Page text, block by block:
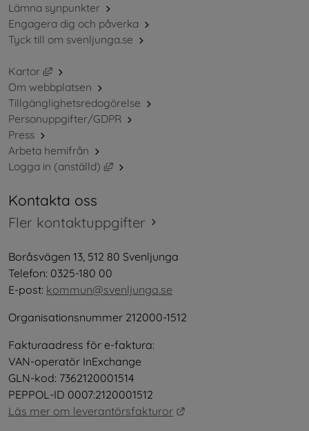
Lämna synpunkter
Engagera dig och påverka
Tyck till om svenljunga.se
Kartor
Länk till annan webbplats, öppnas i nytt fönster.
Om webbplatsen
Tillgänglighetsredogörelse
Personuppgifter/GDPR
Press
Arbeta hemifrån
Logga in (anställd)
Länk till annan webbplats, öppnas i nytt
Kontakta oss
Fler kontaktuppgifter
Boråsvägen 13, 512 80 Svenljunga
Telefon: 0325-180 00
E-post: kommun@svenljunga.se
Organisationsnummer 212000-1512
Fakturaadress för e-faktura:
VAN-operatör InExchange
GLN-kod: 7362120001514
PEPPOL-ID 0007:2120001512
Läs mer om leverantörsfakturor